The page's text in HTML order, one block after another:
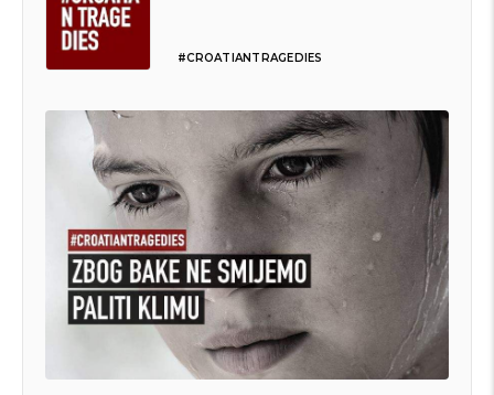
#CROATIANTRAGEDIES